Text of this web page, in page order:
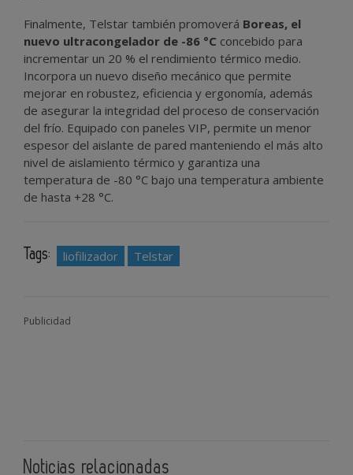
Finalmente, Telstar también promoverá Boreas, el
nuevo ultracongelador de -86 °C concebido para
incrementar un 20 % el rendimiento térmico medio.
Incorpora un nuevo diseño mecánico que permite
mejorar en robustez, eficiencia y ergonomía, además
de asegurar la integridad del proceso de conservación
del frío. Equipado con paneles VIP, permite un menor
espesor del aislante de pared manteniendo el más alto
nivel de aislamiento térmico y garantiza una
temperatura de -80 °C bajo una temperatura ambiente
de hasta +28 °C.
Tags: liofilizador Telstar
Publicidad
Noticias relacionadas